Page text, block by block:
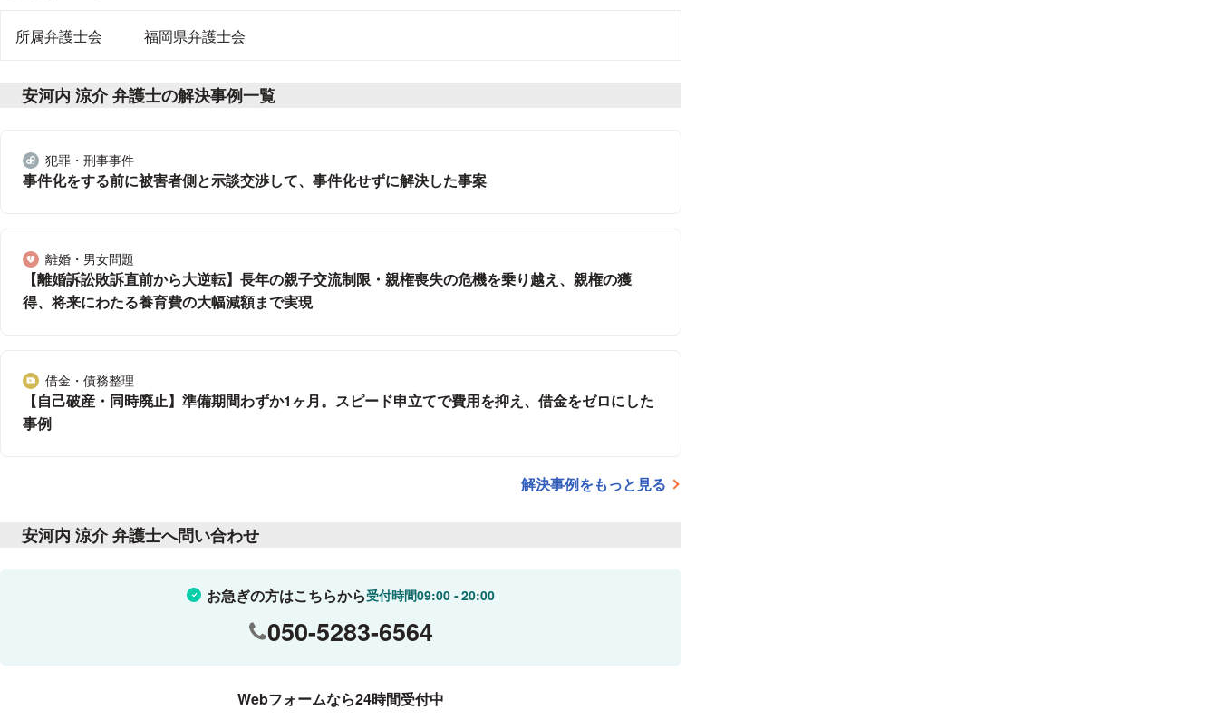
所属弁護士会 福岡県弁護士会
安河内 涼介 弁護士の解決事例一覧
犯罪・刑事事件
分野
事件化をする前に被害者側と示談交渉して、事件化せずに解決した事案
離婚・男女問題
分野
【離婚訴訟敗訴直前から大逆転】長年の親子交流制限・親権喪失の危機を乗り越え、親権の獲
得、将来にわたる養育費の大幅減額まで実現
借金・債務整理
分野
【自己破産・同時廃止】準備期間わずか1ヶ月。スピード申立てで費用を抑え、借金をゼロにした
事例
解決事例をもっと見る
安河内 涼介 弁護士へ問い合わせ
お急ぎの方はこちらから受付時間09:00 20:00
050-5283-6564
Webフォームなら24時間受付中